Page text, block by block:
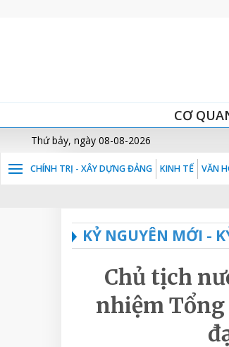
CƠ
Thứ bảy, ngày 08-08-2026
CHÍNH TRỊ - XÂY DỰNG ĐẢNG KINH TẾ VĂN
KỶ NGUYÊN MỚI -
Chủ tịch
nhiệm